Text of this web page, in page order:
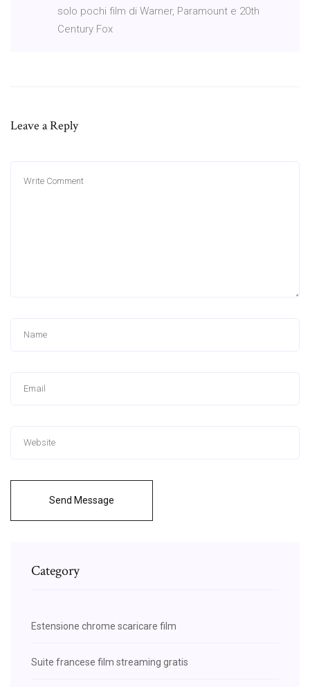
solo pochi film di Warner, Paramount e 20th
Century Fox
Leave a Reply
Send Message
Category
Estensione chrome scaricare film
Suite francese film streaming gratis